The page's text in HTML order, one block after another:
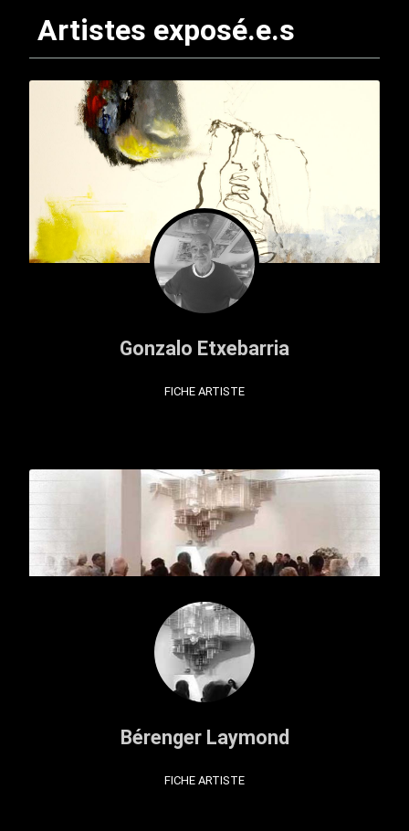
Artistes exposé.e.s
Gonzalo Etxebarria
FICHE ARTISTE
Bérenger Laymond
FICHE ARTISTE